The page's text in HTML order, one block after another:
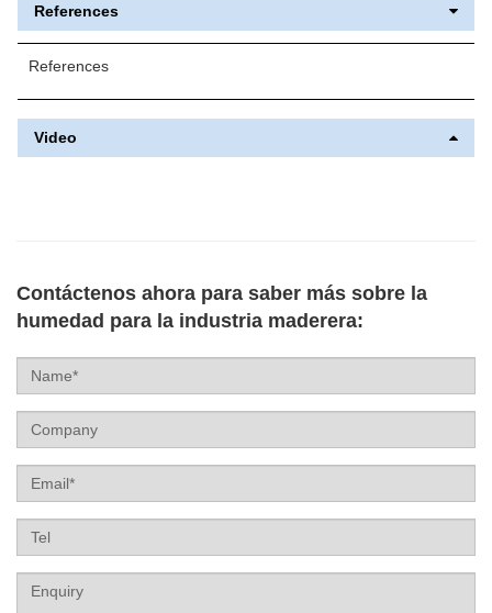
References
References
Video
Contáctenos ahora para saber más sobre la
humedad para la industria maderera:
Name
Company
Email
Tel
Label